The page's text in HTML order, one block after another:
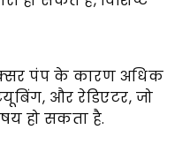
पंप के कारण अधिक
और रेडिएटर, जो
हो सकता है.